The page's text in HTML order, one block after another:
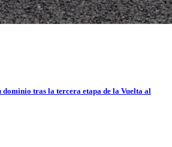
tras la tercera etapa de la Vuelta al